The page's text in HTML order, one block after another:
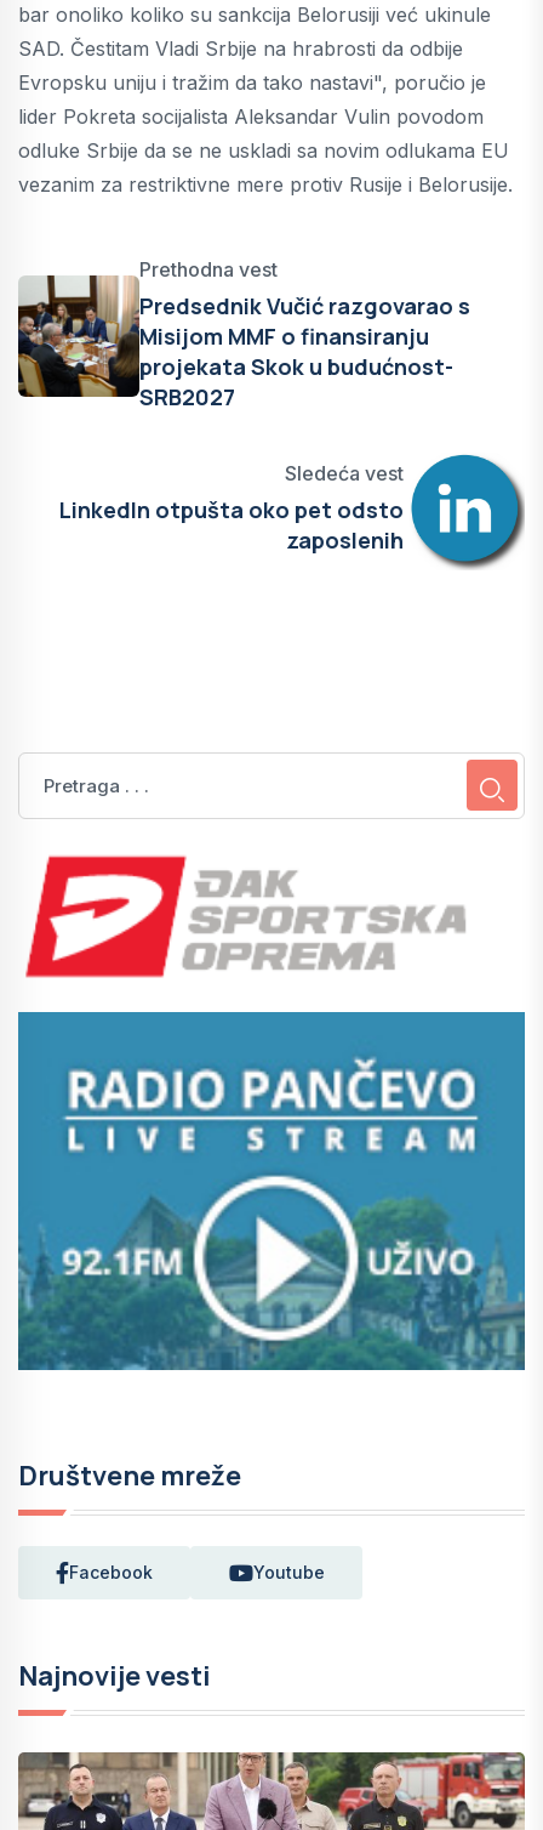
bar onoliko koliko su sankcija Belorusiji već ukinule
SAD. Čestitam Vladi Srbije na hrabrosti da odbije
Evropsku uniju i tražim da tako nastavi", poručio je
lider Pokreta socijalista Aleksandar Vulin povodom
odluke Srbije da se ne uskladi sa novim odlukama EU
vezanim za restriktivne mere protiv Rusije i Belorusije.
Prethodna vest
Predsednik Vučić razgovarao s
Misijom MMF o finansiranju
projekata Skok u budućnost-
SRB2027
Sledeća vest
LinkedIn otpušta oko pet odsto
zaposlenih
Društvene mreže
Facebook Youtube
Najnovije vesti